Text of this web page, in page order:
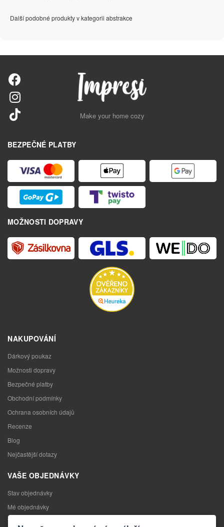
Další podobné produkty v kategorii abstrakce
Make your home cozy
BEZPEČNÉ PLATBY
MOŽNOSTI DOPRAVY
NAKUPOVÁNÍ
Dárkový poukaz
Možnosti dopravy
Bezpečné platby
Obchodní podmínky
Ochrana osobních údajů
Recenze
Blog
Nejčastější dotazy
VAŠE OBJEDNÁVKY
Stav objednávky
Mé objednávky
Výměna zboží